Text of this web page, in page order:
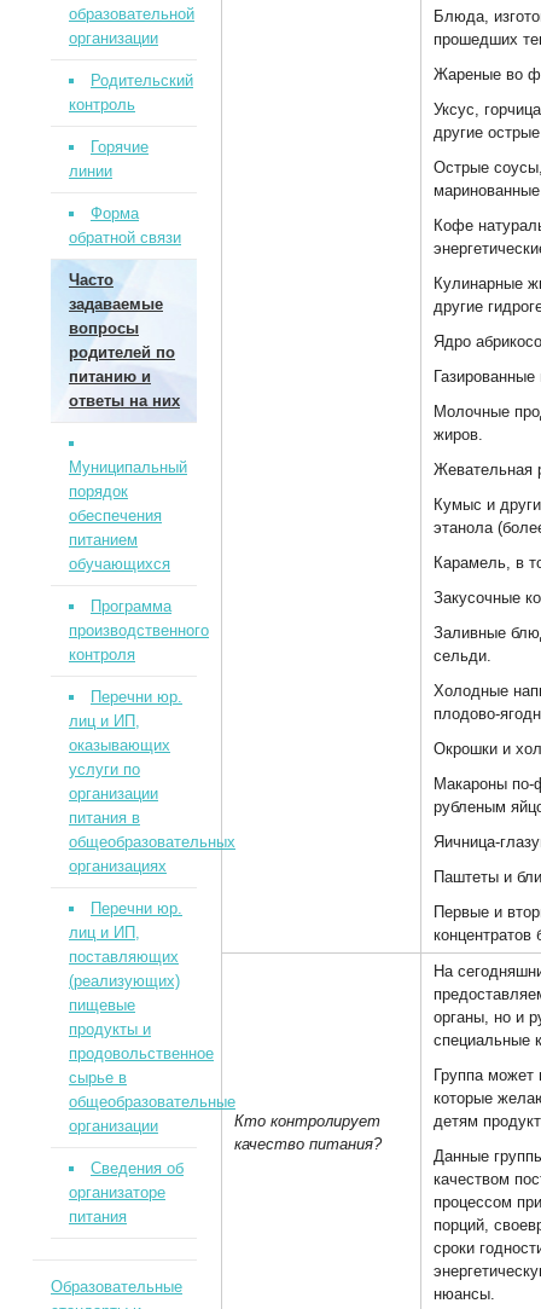
Блюда,
прошедших
Жареные во
Уксус,
другие
Острые
Кофе
Кулинарные
другие
Ядро
Газированные
Молочные
жиров.
Жевательная
Кумыс и
этанола
Карамель, в
Закусочные
Заливные
сельди.
Холодные
плодово-
Окрошки и
Макароны
рубленым
Яичница-
Паштеты и
Первые и
концентратов
Кто контролирует
качество питания?
На
органы, но и
специальные
Группа может
которые
детям
Данные
качеством
процессом
порций,
сроки
нюансы.
образовательной
организации
Родительский
контроль
Горячие
линии
Форма
обратной связи
Часто
задаваемые
вопросы
родителей по
питанию и
ответы на них
Муниципальный
порядок
обеспечения
питанием
обучающихся
Программа
производственного
контроля
Перечни юр.
лиц и ИП,
оказывающих
услуги по
организации
питания в
общеобразовательных
организациях
Перечни юр.
лиц и ИП,
поставляющих
(реализующих)
пищевые
продукты и
продовольственное
сырье в
общеобразовательные
организации
Сведения об
организаторе
питания
Образовательные